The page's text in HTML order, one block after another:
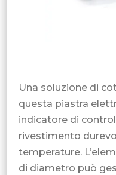
Una soluzione di
questa piastra
indicatore di
rivestimento
temperature.
di diametro può